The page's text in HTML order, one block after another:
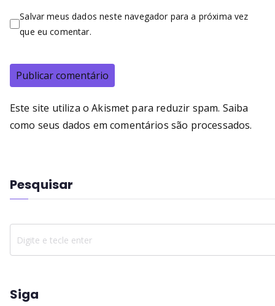
Salvar meus dados neste navegador para a próxima vez
que eu comentar.
Este site utiliza o Akismet para reduzir spam. Saiba
como seus dados em comentários são processados.
Pesquisar
Siga